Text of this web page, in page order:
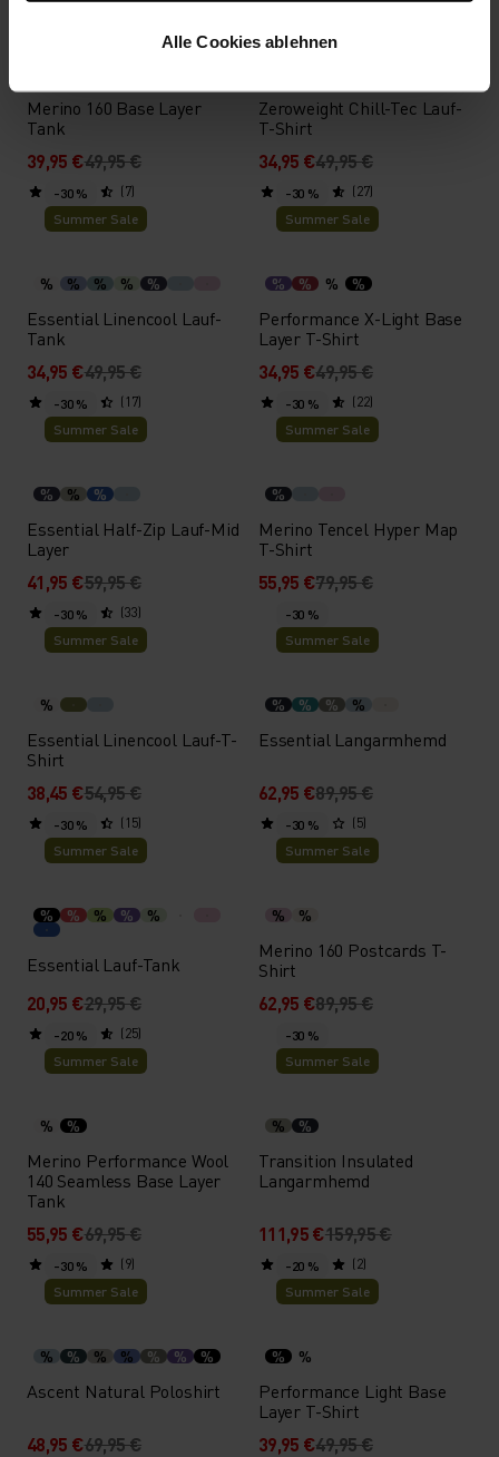
Alle Cookies ablehnen
Merino 160 Base Layer
Tank
39,95 €49,95 €
(7)
Zeroweight Chill-Tec Lauf-
T-Shirt
34,95 €49,95 €
(27)
-30 %
Summer Sale
% % % % %
Essential Linencool Lauf-
Tank
34,95 €49,95 €
(17)
-30 %
Summer Sale
% % % %
Performance X-Light Base
Layer T-Shirt
34,95 €49,95 €
(22)
-30 %
Summer Sale
% % %
Essential Half-Zip Lauf-Mid
Layer
41,95 €59,95 €
(33)
-30 %
Summer Sale
%
Merino Tencel Hyper Map
T-Shirt
55,95 €79,95 €
-30 %
Summer Sale
%
Essential Linencool Lauf-T-
Shirt
38,45 €54,95 €
(15)
-30 %
Summer Sale
% % % %
Essential Langarmhemd
62,95 €89,95 €
(5)
-30 %
Summer Sale
% % % % %
Essential Lauf-Tank
20,95 €29,95 €
(25)
-30 %
Summer Sale
% %
Merino 160 Postcards T-
Shirt
62,95 €89,95 €
-20 %
Summer Sale
% %
Merino Performance Wool
140 Seamless Base Layer
Tank
55,95 €69,95 €
(9)
-30 %
Summer Sale
% %
Transition Insulated
Langarmhemd
111,95 €159,95 €
(2)
-30 %
Summer Sale
% % % % % % %
Ascent Natural Poloshirt
48,95 €69,95 €
-20 %
Summer Sale
% %
Performance Light Base
Layer T-Shirt
39,95 €49,95 €